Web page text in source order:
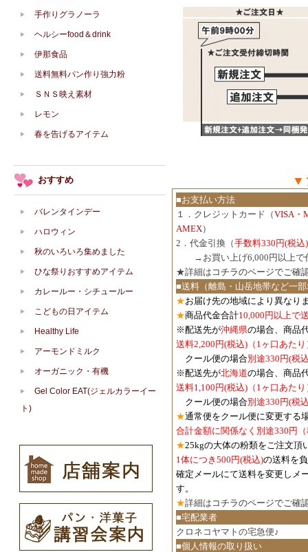
▼
■お支払い方法
１．クレジットカード（VISA・
AMEX）
2．代金引換（手数料330円(税込)
→お買い上げ6,000円以上で
★詳細は コチラのページでご確
■送料（離島・山岳地帯など一
★お届け先の地域により異なり
★商品代金合計10,000円以上で
※配送先が沖縄県の場合、商品
送料2,200円(税込)（1ヶ口あたり
クール便の場合別途330円(税
※配送先が北海道の場合、商品
送料1,100円(税込) （1ヶ口あた
クール便の場合別途330円(税
★通常便をクール便に変更する
合計金額に関係なく別途330円
★25kgの大体の粉類をご注文頂
1体につき500円(税込)の送料を
確定メールにて送料を変更しメ
す。
★詳細は コチラのページでご確
■宅配業者
クロネコヤマトの宅急便♪
■個人情報の取り扱い
手作りグラノーラ
ヘルシーfood＆drink
伊那食品
送料無料パン作り強力粉
ＳＮＳ映え素材
レモン
春を告げるアイテム
おすすめ
バレンタインデー
ハロウィン
秋のいろいろ集めました
ひな祭りおすすめアイテム
カレールー・シチュールー
こどもの日アイテム
Healthy Life
アーモンドミルク
オーガニック・有機
Gel Color EAT(ジェルカラーイー
ト)